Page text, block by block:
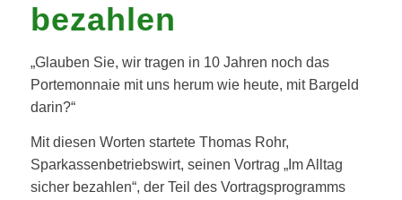
bezahlen
„Glauben Sie, wir tragen in 10 Jahren noch das
Portemonnaie mit uns herum wie heute, mit Bargeld
darin?“
Mit diesen Worten startete Thomas Rohr,
Sparkassenbetriebswirt, seinen Vortrag „Im Alltag
sicher bezahlen“, der Teil des Vortragsprogramms